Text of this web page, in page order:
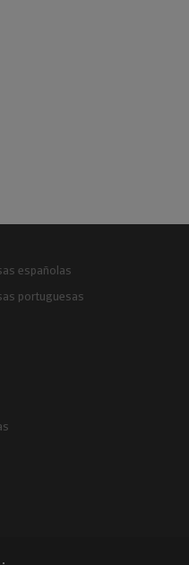
españolas
portuguesas
Linkedin